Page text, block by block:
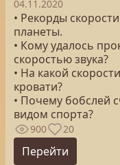
04.11.2020
• Рекорды
планеты.
• Кому удалось
скоростью звука?
• На какой
кровати?
• Почему бобслей
видом спорта?
900 20
Перейти